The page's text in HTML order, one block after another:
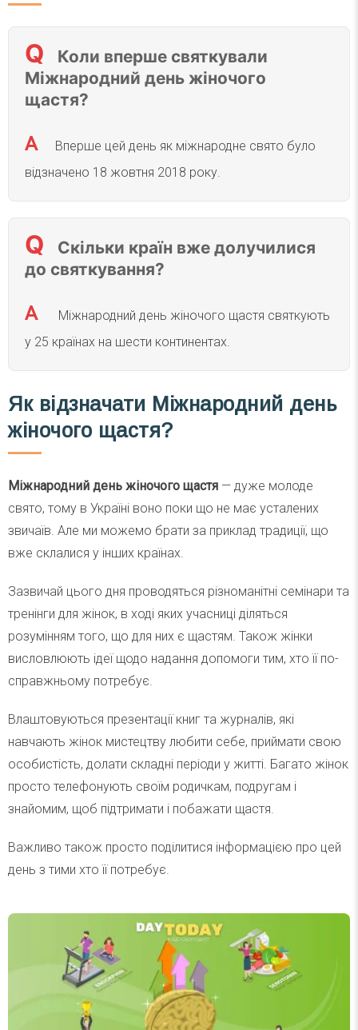
Коли вперше святкували
Міжнародний день жіночого
щастя?
Вперше цей день як міжнародне свято було
відзначено 18 жовтня 2018 року.
Скільки країн вже долучилися
до святкування?
Міжнародний день жіночого щастя святкують
у 25 країнах на шести континентах.
Як відзначати Міжнародний день
жіночого щастя?
Міжнародний день жіночого щастя — дуже молоде
свято, тому в Україні воно поки що не має усталених
звичаїв. Але ми можемо брати за приклад традиції, що
вже склалися у інших країнах.
Зазвичай цього дня проводяться різноманітні семінари та
тренінги для жінок, в ході яких учасниці діляться
розумінням того, що для них є щастям. Також жінки
висловлюють ідеї щодо надання допомоги тим, хто її по-
справжньому потребує.
Влаштовуються презентації книг та журналів, які
навчають жінок мистецтву любити себе, приймати свою
особистість, долати складні періоди у житті. Багато жінок
просто телефонують своїм родичкам, подругам і
знайомим, щоб підтримати і побажати щастя.
Важливо також просто поділитися інформацією про цей
день з тими хто її потребує.